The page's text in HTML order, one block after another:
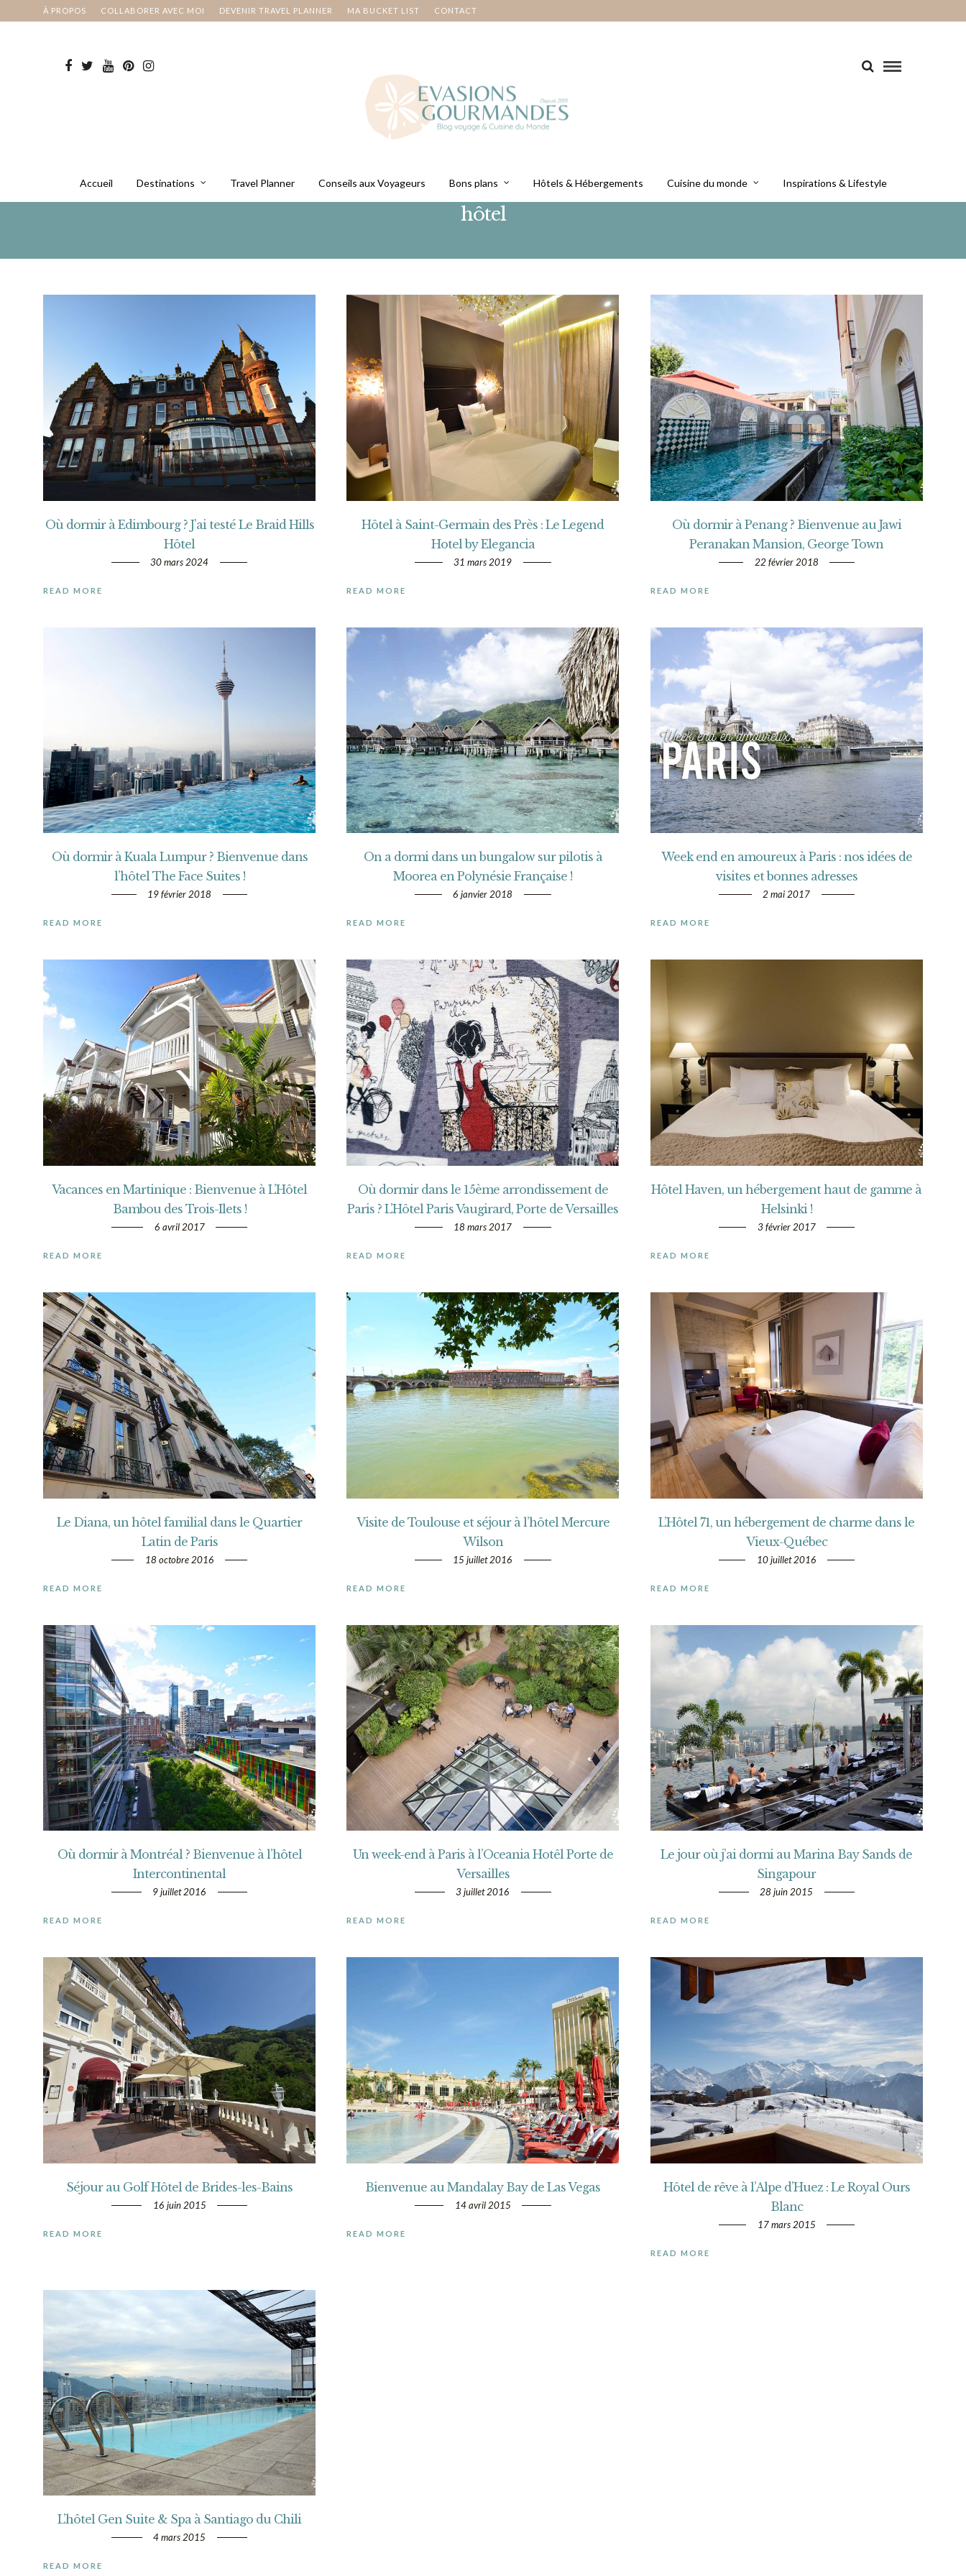
À PROPOS COLLABORER AVEC MOI DEVENIR TRAVEL PLANNER MA BUCKET LIST CONTACT
Accueil Destinations Travel Planner Conseils aux Voyageurs Bons plans Hôtels & Hébergements Cuisine du monde Inspirations & Lifestyle
hôtel
Où dormir à Edimbourg ? J’ai testé Le Braid Hills
Hôtel
30 mars 2024
READ MORE
Hôtel à Saint-Germain des Près : Le Legend
Hotel by Elegancia
31 mars 2019
READ MORE
Où dormir à Penang ? Bienvenue au Jawi
Peranakan Mansion, George Town
22 février 2018
READ MORE
Où dormir à Kuala Lumpur ? Bienvenue dans
l’hôtel The Face Suites !
19 février 2018
READ MORE
On a dormi dans un bungalow sur pilotis à
Moorea en Polynésie Française !
6 janvier 2018
READ MORE
Week end en amoureux à Paris : nos idées de
visites et bonnes adresses
2 mai 2017
READ MORE
Vacances en Martinique : Bienvenue à L’Hôtel
Bambou des Trois-Ilets !
6 avril 2017
READ MORE
Où dormir dans le 15ème arrondissement de
Paris ? L’Hôtel Paris Vaugirard, Porte de Versailles
18 mars 2017
READ MORE
Hôtel Haven, un hébergement haut de gamme à
Helsinki !
3 février 2017
READ MORE
Le Diana, un hôtel familial dans le Quartier
Latin de Paris
18 octobre 2016
READ MORE
Visite de Toulouse et séjour à l’hôtel Mercure
Wilson
15 juillet 2016
READ MORE
L’Hôtel 71, un hébergement de charme dans le
Vieux-Québec
10 juillet 2016
READ MORE
Où dormir à Montréal ? Bienvenue à l’hôtel
Intercontinental
9 juillet 2016
READ MORE
Un week-end à Paris à l’Oceania Hotêl Porte de
Versailles
3 juillet 2016
READ MORE
Le jour où j’ai dormi au Marina Bay Sands de
Singapour
28 juin 2015
READ MORE
Séjour au Golf Hôtel de Brides-les-Bains
16 juin 2015
READ MORE
Bienvenue au Mandalay Bay de Las Vegas
14 avril 2015
READ MORE
Hôtel de rêve à l’Alpe d’Huez : Le Royal Ours
Blanc
17 mars 2015
READ MORE
L’hôtel Gen Suite & Spa à Santiago du Chili
4 mars 2015
READ MORE